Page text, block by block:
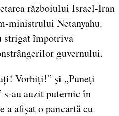
războiului Israel-Iran
ministrului Netanyahu.
strigat împotriva
guvernului.
Vorbiți!” și „Puneți
au auzit puternic în
a afișat o pancartă cu